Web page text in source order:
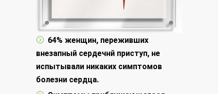
64% женщин, переживших
внезапный сердечнй приступ, не
испытывали никаких симптомов
болезни сердца.